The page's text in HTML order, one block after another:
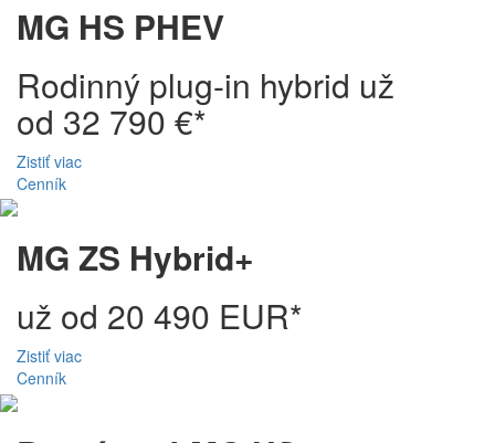
MG HS PHEV
Rodinný plug-in hybrid už
od 32 790 €*
Zistiť viac
Cenník
MG ZS Hybrid+
už od 20 490 EUR*
Zistiť viac
Cenník